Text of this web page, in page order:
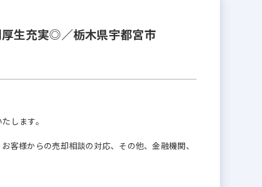
生充実◎／栃木県宇都宮市
します。
客様からの売却相談の対応、その他、金融機関、